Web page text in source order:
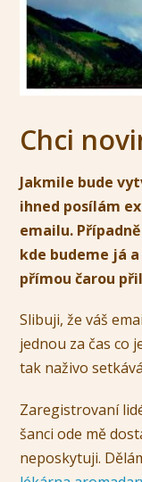
Chci
Jakmile bude
ihned posílám
emailu.
kde budeme já
přímou čarou
Slibuji, že váš
jednou za čas co
tak naživo
Zaregistrovaní
šanci ode mě
neposkytuji.